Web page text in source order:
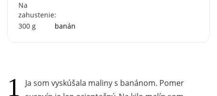
Na
zahustenie:
300 g banán
Ja som vyskúšala maliny s banánom. Pomer